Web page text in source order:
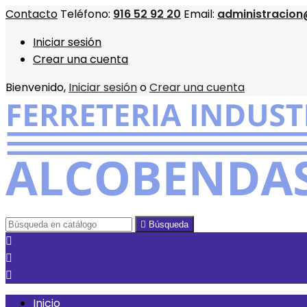
Contacto Teléfono: 916 52 92 20 Email:
Iniciar sesión
Crear una cuenta
Bienvenido, Iniciar sesiónoCrear una cuenta
 Búsqueda



Inicio